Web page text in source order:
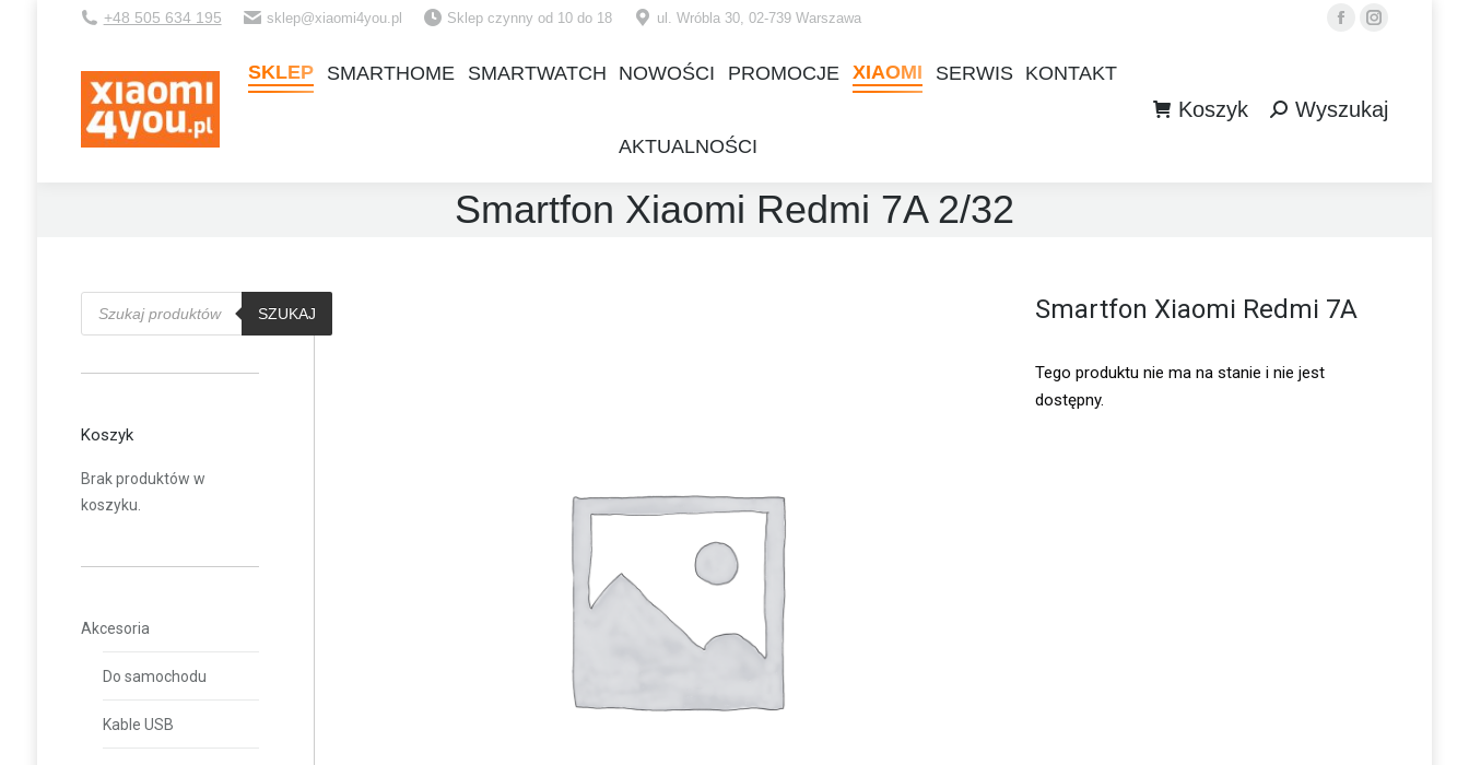
+48 505 634 195 sklep@xiaomi4you.pl Sklep czynny od 10 do 18 ul. Wróbla 30, 02-739 Warszawa
FacebookInstagram
SKLEP SMARTHOME SMARTWATCH NOWOŚCI PROMOCJE XIAOMI SERWIS KONTAKT
AKTUALNOŚCI
Koszyk Szukaj:Wyszukaj
Smartfon Xiaomi Redmi 7A 2/32
Smartfon Xiaomi Redmi 7A
Tego produktu nie ma na stanie i nie jest
dostępny.
Wyszukiwarka
produktów
SZUKAJ
Koszyk
Brak produktów w
koszyku.
Akcesoria
Do samochodu
Kable USB